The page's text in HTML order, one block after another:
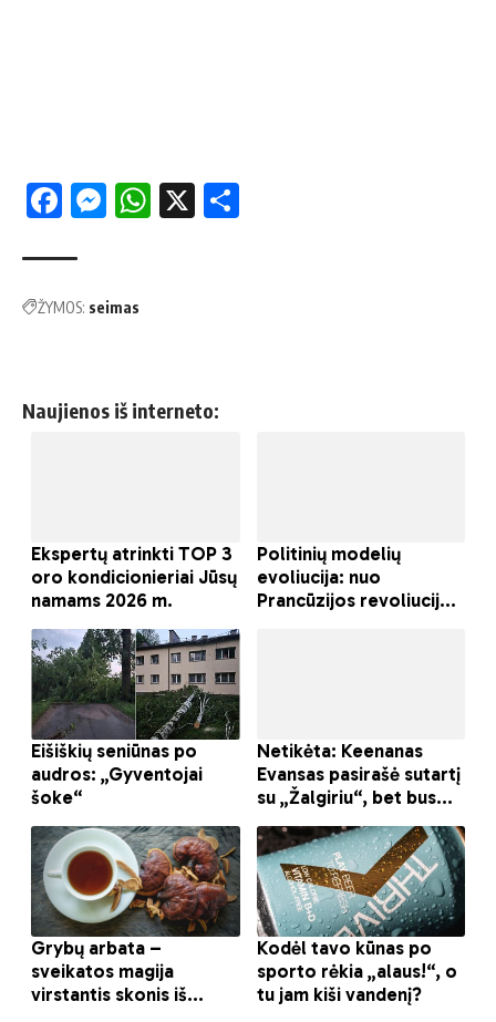
Facebook
Messenger
WhatsApp
X
ŽYMOS: seimas
Naujienos iš interneto: